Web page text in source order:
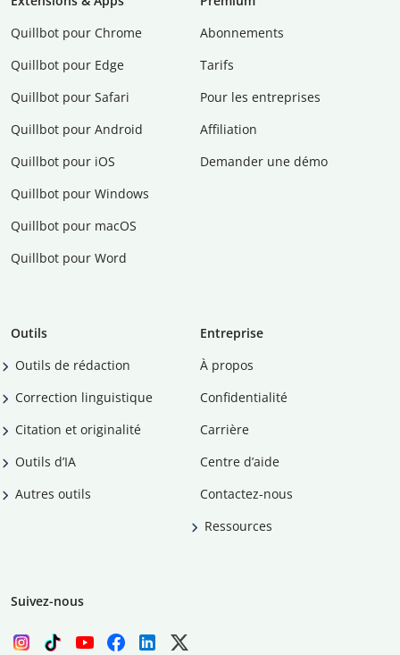
Quillbot pour Chrome
Quillbot pour Edge
Quillbot pour Safari
Quillbot pour Android
Quillbot pour iOS
Quillbot pour Windows
Quillbot pour macOS
Quillbot pour Word
Abonnements
Tarifs
Pour les entreprises
Affiliation
Demander une démo
Outils
Outils de rédaction
Correction linguistique
Citation et originalité
Outils d’IA
Autres outils
Entreprise
À propos
Confidentialité
Carrière
Centre d’aide
Contactez-nous
Ressources
Suivez-nous